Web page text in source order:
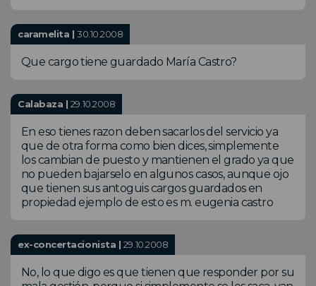
caramelita |30.10.2008
Que cargo tiene guardado María Castro?
Calabaza | 29.10.2008
En eso tienes razon deben sacarlos del servicio ya
que de otra forma como bien dices, simplemente
los cambian de puesto y mantienen el grado ya que
no pueden bajarselo en algunos casos, aunque ojo
que tienen sus antoguis cargos guardados en
propiedad ejemplo de esto es m. eugenia castro
ex-concertacionista | 29.10.2008
No, lo que digo es que tienen que responder por su